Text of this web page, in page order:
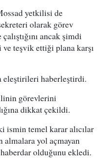
yetkilisi de
olarak görev
ancak şimdi
teşvik ettiği plana karşı
eleştirileri haberleştirdi.
görevlerini
dikkat çekildi.
ismin temel karar alıcılar
almalara yol açmayan
olduğunu ekledi.